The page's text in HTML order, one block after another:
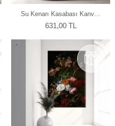
Su Kenarı Kasabası Kanvas
Tablo
631,00 TL